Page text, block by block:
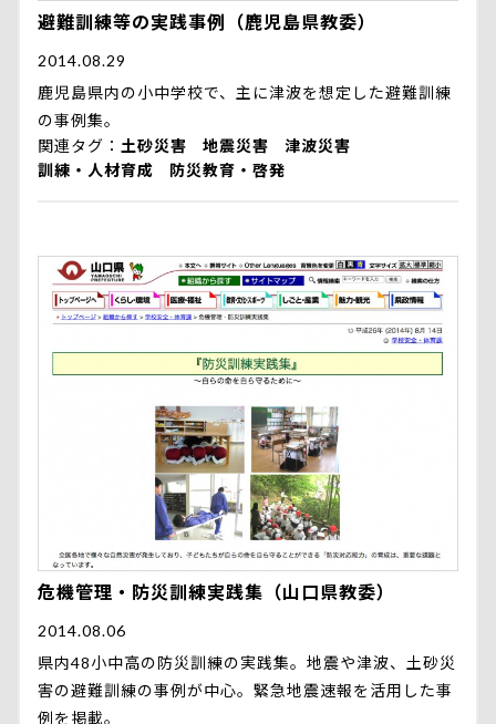
避難訓練等の実践事例（鹿児島県教委）
2014.08.29
鹿児島県内の小中学校で、主に津波を想定した避難訓練
の事例集。
関連タグ
土砂災害 地震災害
津波災害
訓練・人材育成
防災教育・啓発
危機管理・防災訓練実践集（山口県教委）
2014.08.06
県内48小中高の防災訓練の実践集。地震や津波、土砂災
害の避難訓練の事例が中心。緊急地震速報を活用した事
例を掲載。